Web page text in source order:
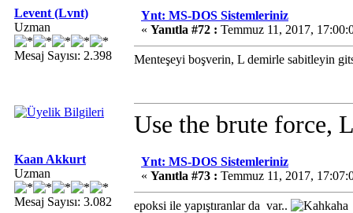
Levent (Lvnt)
Uzman
Mesaj Sayısı: 2.398
Ynt: MS-DOS Sistemleriniz
« Yanıtla #72 : Temmuz 11, 2017,
Menteşeyi boşverin, L demirle sabitleyin
Use the brute force,
Kaan Akkurt
Uzman
Mesaj Sayısı: 3.082
Ynt: MS-DOS Sistemleriniz
« Yanıtla #73 : Temmuz 11, 2017,
epoksi ile yapıştıranlar da var..